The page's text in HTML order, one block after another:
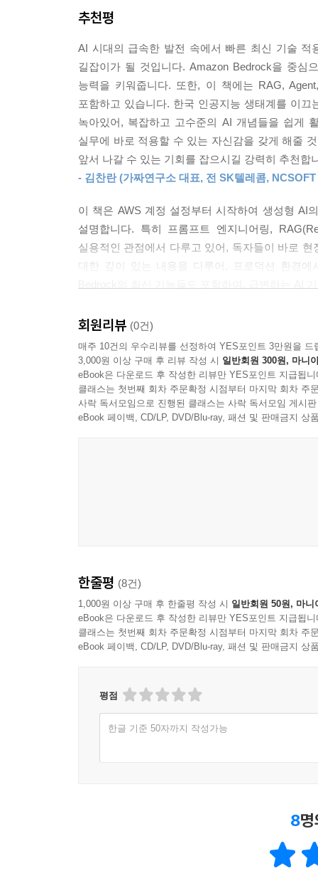
현업에서 꼭 필요한 전문가로 도약할 수 있는
이 책을 독자들보다 먼저 읽고 추천서를 써 준
독자들도 쉽게 이해할 수 있도록 친절한 설명과
AI가 시대적 흐름으로 작용하면서 개발자나 엔지
싶어 하지만 막상 ‘무엇’을 ‘어떻게’ 해야 할지 몰
『Amazon Bedrock으로 시작하는 실전 생성형
소개와 계정 설정부터 시작하고 단계별로 따라
대상으로 하는 ‘쉬운’ 책만은 아니다. 이 책은
있다. 더 나아가 아마존 베드록의 모델 학습과
인사이트까지 얻을 수 있다.
[이 책에 수록된 내용]
ㆍ 챕터 01에서는 생성형 AI의 기본 개념과 역사
만들어 내는 기술을 말합니다. 이 챕터를 통해 독
생성형 AI의 전반적인 맥락을 이해할 수 있을 것입
생성하는 기술입니다. 이를 통해 LLM은 최신 정
RAG 구현 방법까지 상세히 다룹니다.
ㆍ 챕터 05에서는 Bedrock으로 ‘Agent’를 구현
부적절한 사용을 막는 ‘가드레일’ 설정, 모델의
ㆍ 챕터 08에서는 Bedrock의 최신기능들을 소개
추천평
AI 시대의 급속한 발전 속에서 빠른 최신 기술
길잡이가 될 것입니다. Amazon Bedrock을 중심
능력을 키워줍니다. 또한, 이 책에는 RAG,
포함하고 있습니다. 한국 인공지능 생태계를 이
녹아있어, 복잡하고 고수준의 AI 개념들을 쉽게
실무에 바로 적용할 수 있는 자신감을 갖게 해줄
앞서 나갈 수 있는 기회를 잡으시길 강력히 추천합
- 김찬란 (가짜연구소 대표, 전 SK텔레콤,
이 책은 AWS 계정 설정부터 시작하여 생성형 AI
설명합니다. 특히 프롬프트 엔지니어링,
실용적인 관점에서 다루고 있어, 독자들이 바로
대한 깊이 있는 내용을 다루어, 프로덕션 환경
AI와 AWS에 대한 사전 경험이 없는 분들도 쉽
있습니다. 특히, 요즈음 핫한 Agent와 RAG에 대
있게 다루고 있어서, AI와 관련된 서비스 개발을
- 박경수 (Sr. Solutions Architect | Amazon Web
이 책은 어려운 생성형 AI 세계를 Amazon
통해 Amazon Bedrock의 시작부터 프로덕션 환
분들께 최적의 길잡이가 될 것입니다.
- 백선환 (Sr. AI/ML Sales Specialist | AWS)
요즘 LLM을 학습하려면 여러 가지 대안이 존재
해주는 서비스로, 이 책은 Bedrock을 사용해
설명하고 있어 AI 서비스를 처음 개발하시는 분
추천 드립니다.
AI 경험이 없는 개발자와 엔지니어들에게는 생
회원리뷰 (0건)
매주 10건의 우수리뷰를 선정하여 YES포인트 3만원을 드
3,000원 이상 구매 후 리뷰 작성 시 일반회원 300원, 마니
eBook은 다운로드 후 작성한 리뷰만 YES포인트 지급됩니
클래스는 첫번째 회차 주문확정 시점부터 마지막 회차 주
사락 독서모임으로 진행된 클래스는 사락 독서모임 게시
eBook 페이백, CD/LP, DVD/Blu-ray, 패션 및 판매금지 상
한줄평 (8건)
1,000원 이상 구매 후 한줄평 작성 시 일반회원 50원, 마니
eBook은 다운로드 후 작성한 리뷰만 YES포인트 지급됩니
클래스는 첫번째 회차 주문확정 시점부터 마지막 회차 주
eBook 페이백, CD/LP, DVD/Blu-ray, 패션 및 판매금지 상
평점
한글 기준 50자까지 작성가능
8